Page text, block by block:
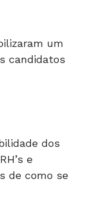
um
candidatos
dos
e
de como se